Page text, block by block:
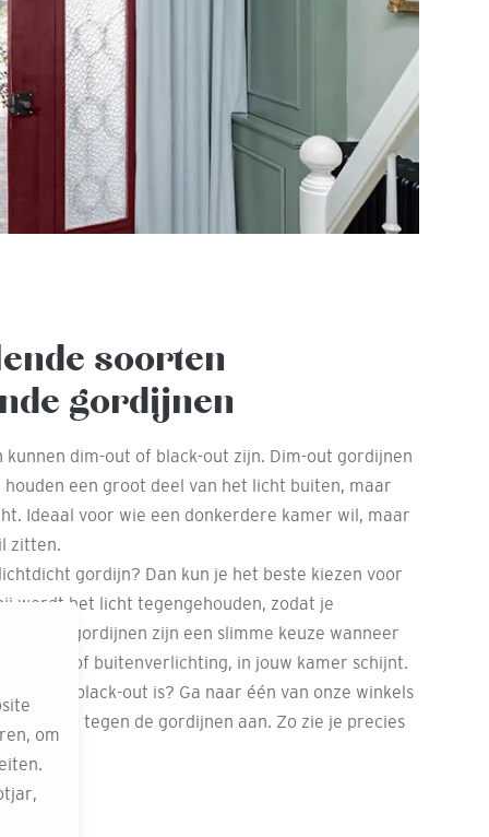
soorten
gordijnen
dim-out of black-out zijn. Dim-out gordijnen
een groot deel van het licht buiten, maar
Ideaal voor wie een donkerdere kamer wil, maar
zitten.
gordijn? Dan kun je het beste kiezen voor
wordt het licht tegengehouden, zodat je
out gordijnen zijn een slimme keuze wanneer
of buitenverlichting, in jouw kamer schijnt.
out of black-out is? Ga naar één van onze winkels
telefoon tegen de gordijnen aan. Zo zie je precies
om